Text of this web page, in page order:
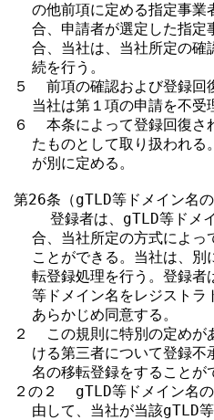
の他前項に定める指定事業
合、申請者が選定した指定
合、当社は、当社所定の
  続を行う。
５  前項の確認および登録回
当社は第１項の申請を不受
６  本条によって登録回復さ
たものとして取り扱われる
  が別に定める。
第26条（gTLD等ドメイン名の
登録者は、gTLD等ドメ
合、当社所定の方式によ
ことができる。当社は、
転登録処理を行う。登録
等ドメイン名をレジストラ
  あらかじめ同意する。
２  この規則に特別の定めが
ける第三者について登録
名の移転登録をすることが
２の２  gTLD等ドメイン名
由して、当社が当該gTLD